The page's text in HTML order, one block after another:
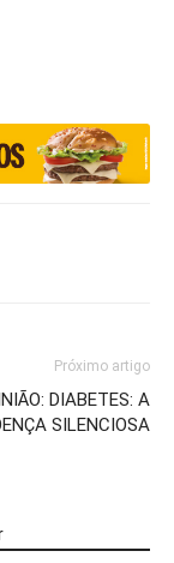
Próximo artigo
DIABETES: A
SILENCIOSA